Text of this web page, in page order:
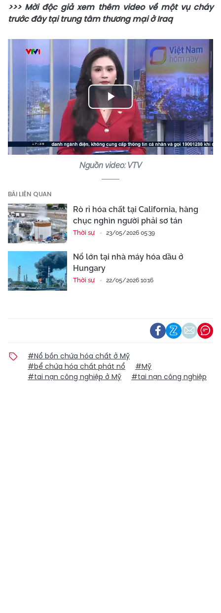
>>> Mời độc giả xem thêm video về một vụ cháy
trước đây tại trung tâm thương mại ở Iraq
Play
Video
Nguồn video: VTV
BÀI LIÊN QUAN
Rò rỉ hóa chất tại California, hàng
chục nghìn người phải sơ tán
Thời sự 23/05/2026 05:39
Nổ lớn tại nhà máy hóa dầu ở
Hungary
Thời sự 22/05/2026 10:16
#Nổ bồn chứa hóa chất ở Mỹ
#bể chứa hóa chất phát nổ
#Mỹ
#tai nạn công nghiệp ở Mỹ
#tai nạn công nghiệp